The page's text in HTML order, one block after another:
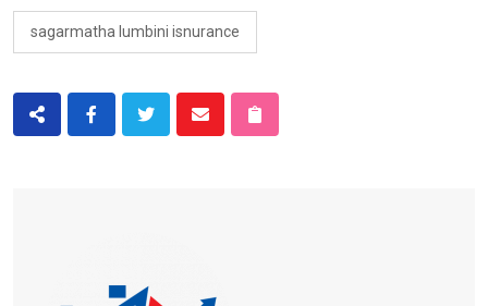
sagarmatha lumbini isnurance